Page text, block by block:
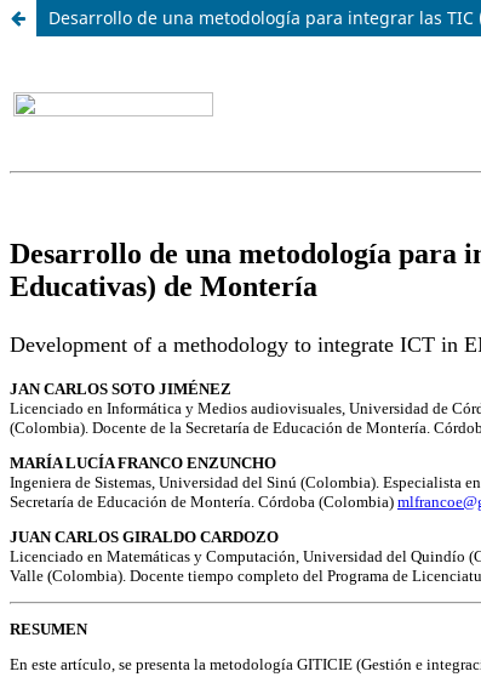
Desarrollo de una metodología para integrar las